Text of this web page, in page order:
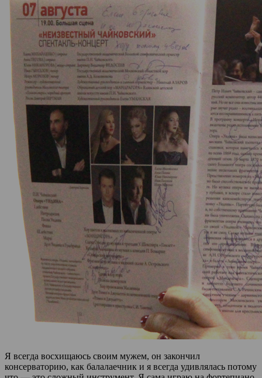
Я всегда восхищаюсь своим мужем, он закончил
консерваторию, как балалаечник и я всегда удивлялась потому